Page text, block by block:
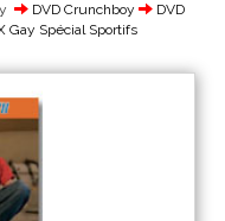
DVD Crunchboy
DVD
Gay Spécial Sportifs